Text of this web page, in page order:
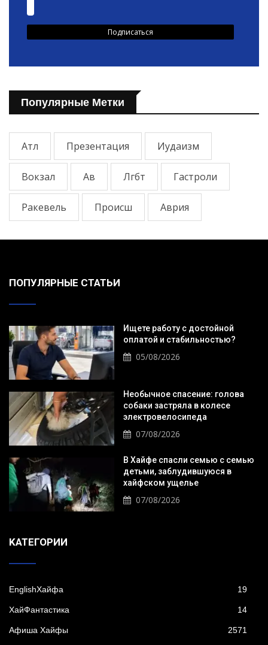
Популярные Метки
Атл Презентация Иудаизм
Вокзал Ав Лгбт Гастроли
Ракевель Происш Аврия
ПОПУЛЯРНЫЕ СТАТЬИ
Ищете работу с достойной
оплатой и стабильностью?
05/08/2026
Необычное спасение: голова
собаки застряла в колесе
электровелосипеда
07/08/2026
В Хайфе спасли семью с семью
детьми, заблудившуюся в
хайфском ущелье
07/08/2026
KАТЕГОРИИ
EnglishХайфа 19
XайФантастика 14
Афиша Хайфы 2571